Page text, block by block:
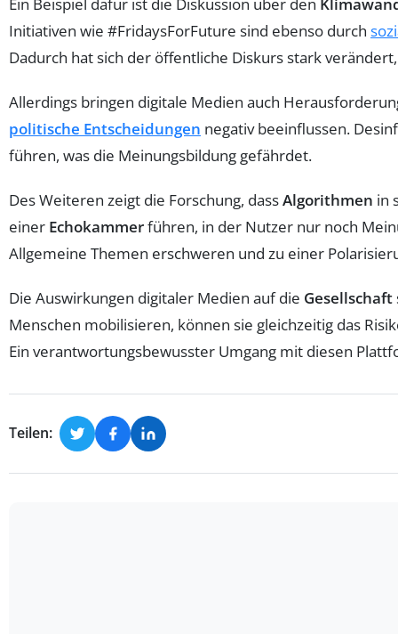
Initiativen wie #FridaysForFuture sind ebenso durch
Dadurch hat sich der öffentliche Diskurs stark
Allerdings bringen digitale Medien auch
politische Entscheidungen negativ beeinflussen.
führen, was die Meinungsbildung gefährdet.
Des Weiteren zeigt die Forschung, dassAlgorithmen in
einer Echokammerführen, in der Nutzer nur noch
Allgemeine Themen erschweren und zu einer
Die Auswirkungen digitaler Medien auf die Gesellschaft
Menschen mobilisieren, können sie gleichzeitig das
Ein verantwortungsbewusster Umgang mit diesen
Teilen: